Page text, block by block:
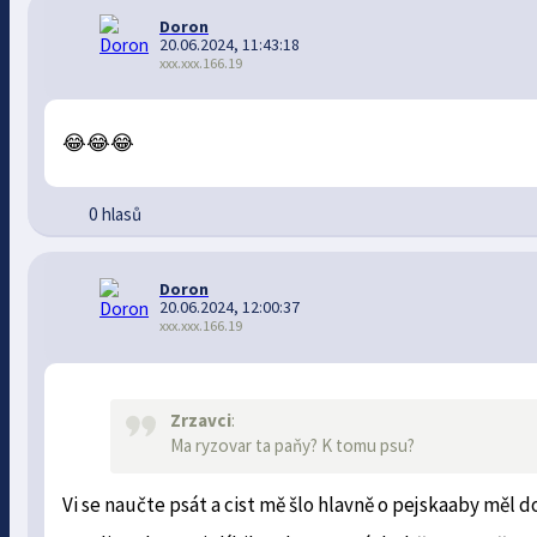
Doron
20.06.2024, 11:43:18
xxx.xxx.166.19
😂😂😂
0 hlasů
Doron
20.06.2024, 12:00:37
xxx.xxx.166.19
Zrzavci:
Ma ryzovar ta paňy? K tomu psu?
Vi se naučte psát a cist mě šlo hlavně o pejskaaby